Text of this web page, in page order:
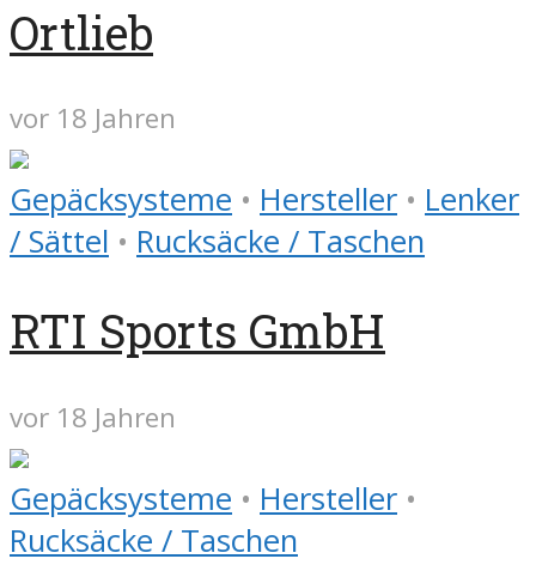
Ortlieb
vor 18 Jahren
Gepäcksysteme • Hersteller • Lenker
/ Sättel • Rucksäcke / Taschen
RTI Sports GmbH
vor 18 Jahren
Gepäcksysteme • Hersteller •
Rucksäcke / Taschen